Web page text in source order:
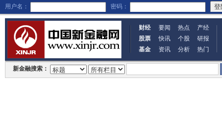
用户名： 密码：
财经 要闻 热点
产经
股票
快讯 个股
研报
基金
资讯 分析 热门
新金融搜索：